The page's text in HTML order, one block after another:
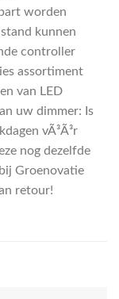
worden
kunnen
controller
assortiment
van LED
uw dimmer: Is
vÃ³Ã³r
nog dezelfde
Groenovatie
retour!